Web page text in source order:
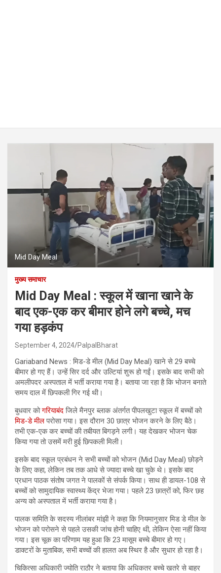
Mid Day Meal
मुख्य समाचार
Mid Day Meal : स्कूल में खाना खाने के
बाद एक-एक कर बीमार होने लगे बच्चे, मच
गया हड़कंप
September 4, 2024 PalpalBharat
Gariaband News : मिड-डे मील (Mid Day Meal) खाने से 29 बच्चे
बीमार हो गए हैं। उन्हें सिर दर्द और उल्टियां शुरू हो गईं। इसके बाद सभी को
अमलीपदर अस्पताल में भर्ती कराया गया है। बताया जा रहा है कि भोजन बनाते
समय दाल में छिपकली गिर गई थी।
बुधवार कोगरियाबंदजिले मैनपुर ब्लाक अंतर्गत पीपलखुटा स्कूल में बच्चों को
मिड-डे मीलपरोसा गया। इस दौरान 30 छात्र भोजन करने के लिए बैठे।
तभी एक-एक कर बच्चों की तबीयत बिगड़ने लगी। यह देखकर भोजन चेक
किया गया तो उसमें मरी हुई छिपकली मिली।
इसके बाद स्कूल प्रबंधन ने सभी बच्चों को भोजन (Mid Day Meal) छोड़ने
के लिए कहा, लेकिन तब तक आधे से ज्यादा बच्चे खा चुके थे। इसके बाद
प्रधान पाठक संतोष जगत ने पालकों से संपर्क किया। साथ ही डायल-108 से
बच्चों को सामुदायिक स्वास्थ्य केंद्र भेजा गया। पहले 23 छात्रों को, फिर छह
अन्य को अस्पताल में भर्ती कराया गया है।
पालक समिति के सदस्य नीलांबर मांझी ने कहा कि नियमानुसार मिड डे मील के
भोजन को परोसने से पहले उसकी जांच होनी चाहिए थी, लेकिन ऐसा नहीं किया
गया। इस चूक का परिणाम यह हुआ कि 23 मासूम बच्चे बीमार हो गए।
डाक्टरों के मुताबिक, सभी बच्चों की हालत अब स्थिर है और सुधार हो रहा है।
चिकित्सा अधिकारी ज्योति राठौर ने बताया कि अधिकतर बच्चे खतरे से बाहर